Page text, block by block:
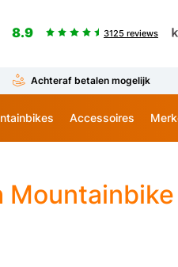
8.9 3125 reviews
Achteraf betalen mogelijk
Accessoires